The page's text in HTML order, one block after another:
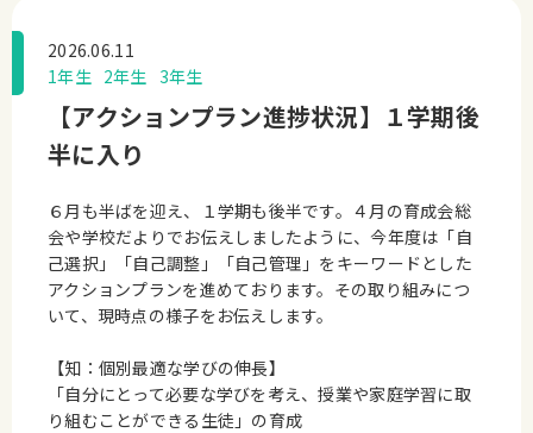
2026.06.11
1年生 2年生 3年生
【アクションプラン進捗状況】１学期後
半に入り
６月も半ばを迎え、１学期も後半です。４月の育成会総
会や学校だよりでお伝えしましたように、今年度は「自
己選択」「自己調整」「自己管理」をキーワードとした
アクションプランを進めております。その取り組みにつ
いて、現時点の様子をお伝えします。
【知：個別最適な学びの伸長】
「自分にとって必要な学びを考え、授業や家庭学習に取
り組むことができる生徒」の育成